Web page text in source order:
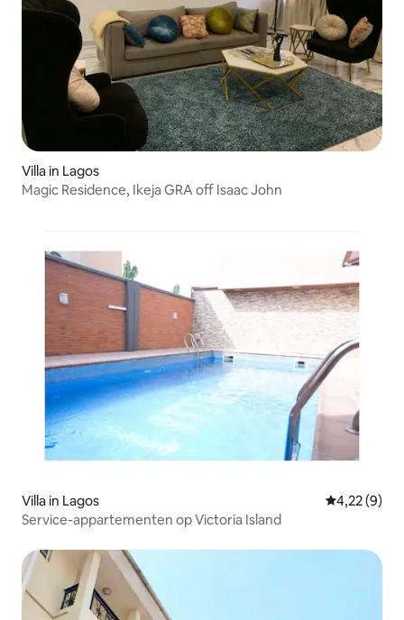
Villa in Lagos
Magic Residence, Ikeja GRA off Isaac John
Villa in Lagos
4,22 (9)
Service-appartementen op Victoria Island